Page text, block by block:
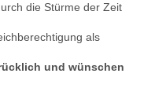
die Stürme der Zeit
als
und wünschen